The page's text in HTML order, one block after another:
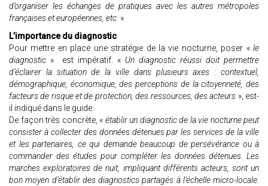
d’organiser les échanges de pratiques avec les autres métropoles
françaises et européennes, etc. »
L’importance du diagnostic
Pour mettre en place une stratégie de la vie nocturne, poser « le
diagnostic » est impératif. « Un diagnostic réussi doit permettre
d’éclairer la situation de la ville dans plusieurs axes : contextuel,
démographique, économique, des perceptions de la citoyenneté, des
facteurs de risque et de protection, des ressources, des acteurs », est-
il indiqué dans le guide.
De façon très concrète, « établir un diagnostic de la vie nocturne peut
consister à collecter des données détenues par les services de la ville
et les partenaires, ce qui demande beaucoup de persévérance ou à
commander des études pour compléter les données détenues. Les
marches exploratoires de nuit, impliquant différents acteurs, sont un
bon moyen d’établir des diagnostics partagés à l’échelle micro-locale.